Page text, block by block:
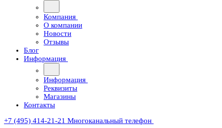
Компания
О компании
Новости
Отзывы
Блог
Информация
Информация
Реквизиты
Магазины
Контакты
+7 (495) 414-21-21 Многоканальный телефон